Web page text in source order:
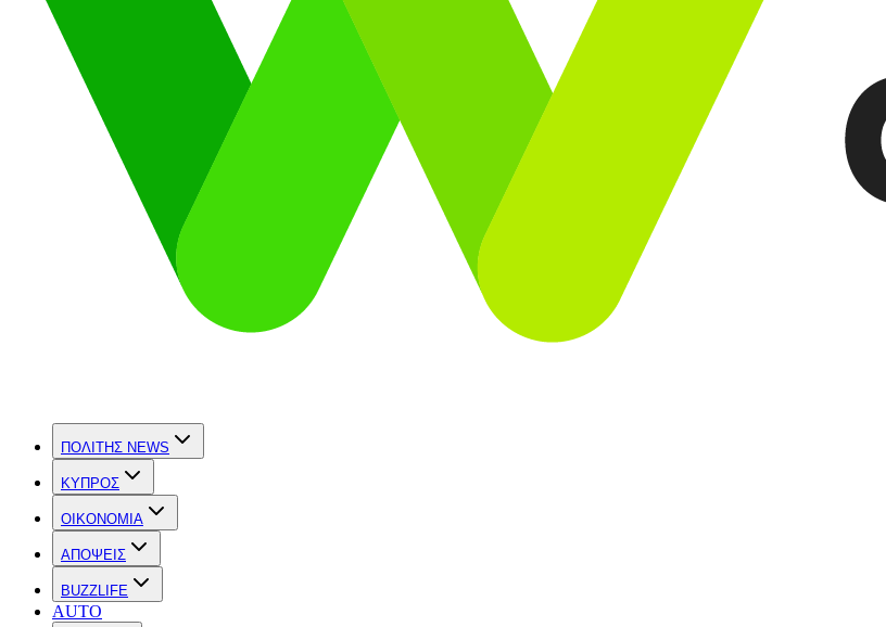
ΠΟΛΙΤΗΣ NEWS
ΚΥΠΡΟΣ
OIKONOMIA
ΑΠΟΨΕΙΣ
BUZZLIFE
AUTO